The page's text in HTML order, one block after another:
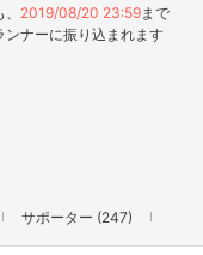
2019/08/20 23:59まで
ナーに振り込まれます
サポーター (247)